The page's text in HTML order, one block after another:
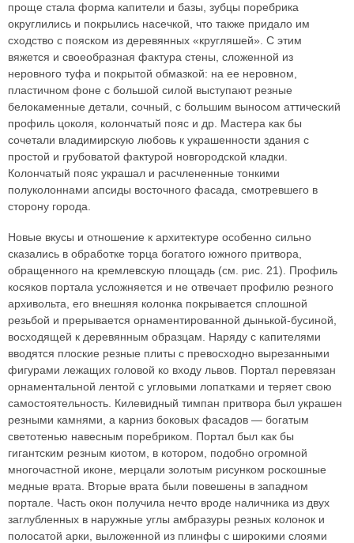
проще стала форма капители и базы, зубцы поребрика
округлились и покрылись насечкой, что также придало им
сходство с пояском из деревянных «кругляшей». С этим
вяжется и своеобразная фактура стены, сложенной из
неровного туфа и покрытой обмазкой: на ее неровном,
пластичном фоне с большой силой выступают резные
белокаменные детали, сочный, с большим выносом аттический
профиль цоколя, колончатый пояс и др. Мастера как бы
сочетали владимирскую любовь к украшенности здания с
простой и грубоватой фактурой новгородской кладки.
Колончатый пояс украшал и расчлененные тонкими
полуколоннами апсиды восточного фасада, смотревшего в
сторону города.
Новые вкусы и отношение к архитектуре особенно сильно
сказались в обработке торца богатого южного притвора,
обращенного на кремлевскую площадь (см. рис. 21). Профиль
косяков портала усложняется и не отвечает профилю резного
архивольта, его внешняя колонка покрывается сплошной
резьбой и прерывается орнаментированной дынькой-бусиной,
восходящей к деревянным образцам. Наряду с капителями
вводятся плоские резные плиты с превосходно вырезанными
фигурами лежащих головой ко входу львов. Портал перевязан
орнаментальной лентой с угловыми лопатками и теряет свою
самостоятельность. Килевидный тимпан притвора был украшен
резными камнями, а карниз боковых фасадов — богатым
светотенью навесным поребриком. Портал был как бы
гигантским резным киотом, в котором, подобно огромной
многочастной иконе, мерцали золотым рисунком роскошные
медные врата. Вторые врата были повешены в западном
портале. Часть окон получила нечто вроде наличника из двух
заглубленных в наружные углы амбразуры резных колонок и
полосатой арки, выложенной из плинфы с широкими слоями